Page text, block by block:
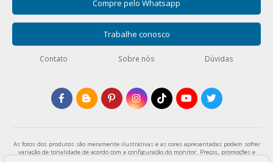
Compre pelo Whatsapp
Trabalhe conosco
Contato Sobre nós Dúvidas
As fotos dos produtos são meramente ilustrativas e as cores apresentadas podem sofrer
variação de tonalidade de acordo com a configuração do monitor. Preços, promoções e